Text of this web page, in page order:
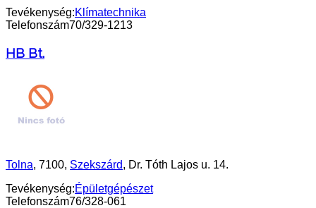
Tevékenység:Klímatechnika
Telefonszám70/329-1213
HB Bt.
Tolna, 7100, Szekszárd, Dr. Tóth Lajos u. 14.
Tevékenység:Épületgépészet
Telefonszám76/328-061